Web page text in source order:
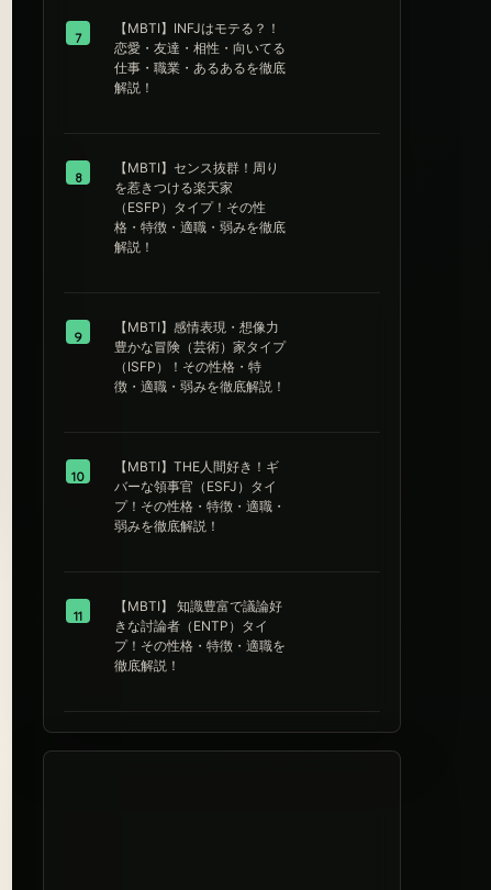
7
【MBTI】INFJはモテる？！
恋愛・友達・相性・向いてる
仕事・職業・あるあるを徹底
解説！
8
【MBTI】センス抜群！周り
を惹きつける楽天家
（ESFP）タイプ！その性
格・特徴・適職・弱みを徹底
解説！
9
【MBTI】感情表現・想像力
豊かな冒険（芸術）家タイプ
（ISFP）！その性格・特
徴・適職・弱みを徹底解説！
10
【MBTI】THE人間好き！ギ
バーな領事官（ESFJ）タイ
プ！その性格・特徴・適職・
弱みを徹底解説！
11
【MBTI】 知識豊富で議論好
きな討論者（ENTP）タイ
プ！その性格・特徴・適職を
徹底解説！